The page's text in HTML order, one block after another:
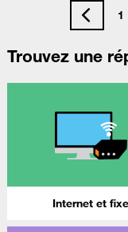
1
Trouvez une
Internet et fixe